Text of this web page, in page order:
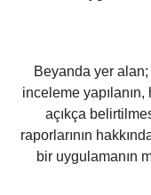
Beyanda yer alan;
inceleme
açıkça
raporlarının
bir uygulamanın